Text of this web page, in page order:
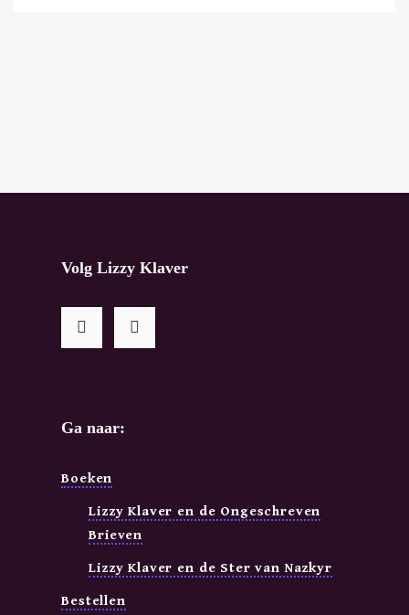
Volg Lizzy Klaver
Ga naar:
Boeken
Lizzy Klaver en de Ongeschreven
Brieven
Lizzy Klaver en de Ster van Nazkyr
Bestellen